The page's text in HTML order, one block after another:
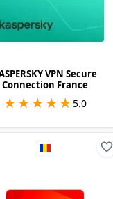
VPN Secure
Connection France
★★★★★
★★★★★5.0